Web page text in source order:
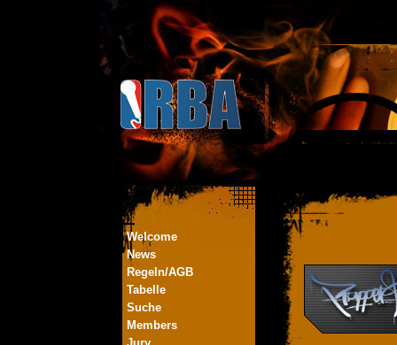
Welcome
News
Regeln/AGB
Tabelle
Suche
Members